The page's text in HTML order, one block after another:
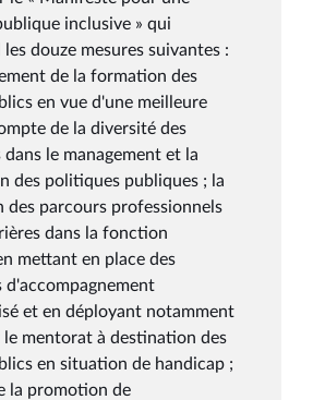
inclusive » qui
douze mesures suivantes :
de la formation des
en vue d'une meilleure
de la diversité des
dans le management et la
des politiques publiques ; la
des parcours professionnels
dans la fonction
mettant en place des
d'accompagnement
et en déployant notamment
le mentorat à destination des
en situation de handicap ;
la promotion de